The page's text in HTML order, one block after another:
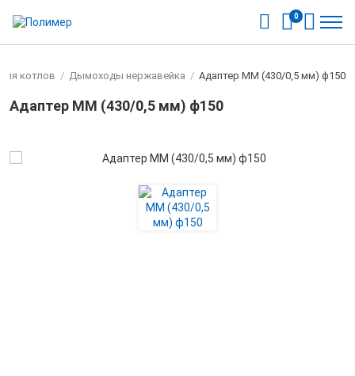
0
котлов / Дымоходы нержавейка / Адаптер ММ (430/0,5 мм) ф150
Адаптер ММ (430/0,5 мм) ф150